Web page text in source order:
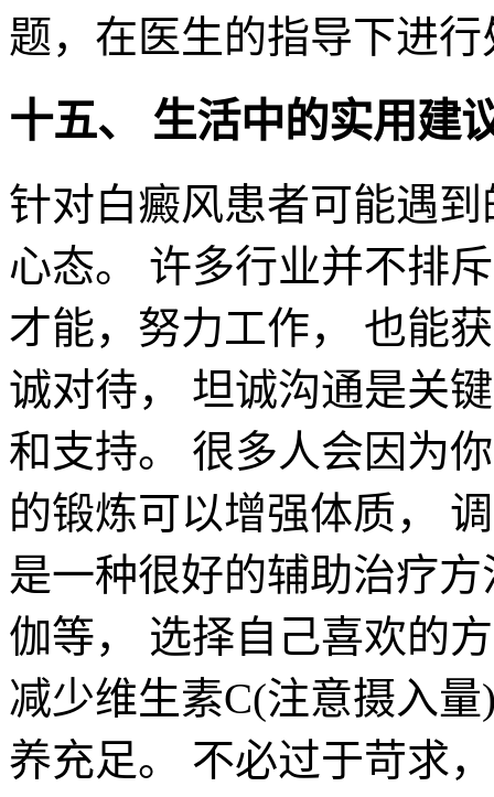
题，在医生的指导下进行
十五、 生活中的实用建
针对白癜风患者可能遇
心态。 许多行业并不排
才能，努力工作， 也能
诚对待， 坦诚沟通是关
和支持。 很多人会因为
的锻炼可以增强体质，
是一种很好的辅助治疗
伽等， 选择自己喜欢的
减少维生素C(注意摄入
养充足。 不必过于苛求